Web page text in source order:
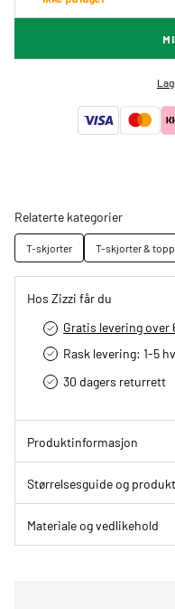
Relaterte kategorier
T-skjorter T-skjorter &
Hos Zizzi får du
Gratis levering over
Rask levering: 1-5
30 dagers returrett
Produktinformasjon
Størrelsesguide og
Materiale og vedlikehold